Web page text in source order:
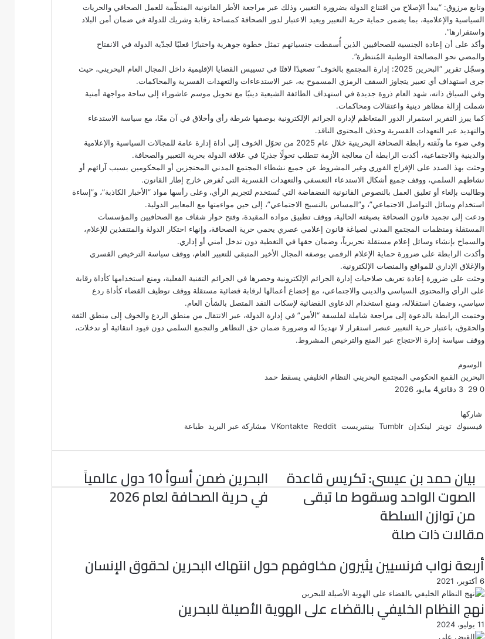
وتابع مرزوق: “يبدأ الإصلاح من اقتناع الدولة بضرورة التغيير، وذلك عبر مراجعة الأطر القانونية المنظّمة للعمل الصحافي والحريات
السياسية والإعلامية، بما يضمن حماية حرية التعبير ويعيد الاعتبار لدور الصحافة كمساحة رقابة وشريك للدولة في ضمان أمن البلاد
واستقرارها”.
وأكد على أن إعادة الجنسية للصحافيين الذين أُسقطت جنسياتهم تمثل خطوة جوهرية واختبارًا فعليًا لجدّية الدولة في الانفتاح
والمضي نحو المصالحة الوطنية المُنتظرة”.
وسجّل تقرير “البحرين 2025: إدارة المجتمع بالخوف” تصعيدًا لافتًا في تسييس القضايا الإقليمية داخل المجال العام البحريني، حيث
جرى استهداف أي تعبير يتجاوز السقف الرمزي المسموح به، عبر الاستدعاءات والتعهدات القسرية والمحاكمات.
وفي السياق ذاته، شهد العام ذروة جديدة في استهداف الطائفة الشيعية دينيًا مع تحويل موسم عاشوراء إلى ساحة مواجهة أمنية
شملت إزالة مظاهر دينية واعتقالات ومحاكمات.
كما يبرز التقرير استمرار الدور المتعاظم لإدارة الجرائم الإلكترونية بوصفها شرطة رأي وأخلاق في آن معًا، مع سياسة الاستدعاء
والتهديد عبر التعهدات القسرية وحذف المحتوى الناقد.
وفي ضوء ما وثّقته رابطة الصحافة البحرينية خلال عام 2025 من تحوّل الخوف إلى أداة إدارة عامة للمجالات السياسية والإعلامية
والدينية والاجتماعية، أكدت الرابطة أن معالجة الأزمة تتطلب تحولًا جذريًا في علاقة الدولة بحرية التعبير والصحافة.
وحثت بهذ الصدد على الإفراج الفوري وغير المشروط عن جميع نشطاء المجتمع المدني المحتجزين أو المحكومين بسبب آرائهم أو
نشاطهم السلمي، ووقف جميع أشكال الاستدعاء التعسفي والتعهدات القسرية التي تُفرض خارج إطار القانون.
وطالبت بإلغاء أو تعليق العمل بالنصوص القانونية الفضفاضة التي تُستخدم لتجريم الرأي، وعلى رأسها مواد “الأخبار الكاذبة”، و”إساءة
استخدام وسائل التواصل الاجتماعي”، و”المساس بالنسيج الاجتماعي”، إلى حين مواءمتها مع المعايير الدولية.
ودعت إلى تجميد قانون الصحافة بصيغته الحالية، ووقف تطبيق مواده المقيدة، وفتح حوار شفاف مع الصحافيين والمؤسسات
المستقلة ومنظمات المجتمع المدني لصياغة قانون إعلامي عصري يحمي حرية الصحافة، وإنهاء احتكار الدولة والمتنفذين للإعلام،
والسماح بإنشاء وسائل إعلام مستقلة تحريرياً، وضمان حقها في التغطية دون تدخل أمني أو إداري.
وأكدت الرابطة على ضرورة حماية الإعلام الرقمي بوصفه المجال الأخير المتبقي للتعبير العام، ووقف سياسة الترخيص القسري
والإغلاق الإداري للمواقع والمنصات الإلكترونية.
وحثت على ضرورة إعادة تعريف صلاحيات إدارة الجرائم الإلكترونية وحصرها في الجرائم التقنية الفعلية، ومنع استخدامها كأداة رقابة
على الرأي والمحتوى السياسي والديني والاجتماعي، مع إخضاع أعمالها لرقابة قضائية مستقلة ووقف توظيف القضاء كأداة ردع
سياسي، وضمان استقلاله، ومنع استخدام الدعاوى القضائية لإسكات النقد المتصل بالشأن العام.
وختمت الرابطة بالدعوة إلى مراجعة شاملة لفلسفة “الأمن” في إدارة الدولة، عبر الانتقال من منطق الردع والخوف إلى منطق الثقة
والحقوق، باعتبار حرية التعبير عنصر استقرار لا تهديدًا له وضرورة ضمان حق التظاهر والتجمع السلمي دون قيود انتقائية أو تدخلات،
ووقف سياسة إدارة الاحتجاج عبر المنع والترخيص المشروط.
الوسوم
البحرين القمع الحكومي المجتمع البحريني النظام الخليفي يسقط حمد
4 مايو، 2026
0
ي
س
و
و
ي
ر
ي
ن
د
ن
T
u
b
r
ي
ن
ي
س
ت
R
e
d
t
ا
ت
ا
شاركها
فيسبوك تويتر لينكدإن بينتيريست مشاركة عبر البريد طباعة
البحرين ضمن أسوأ 10 دول عالمياً
في حرية الصحافة لعام 2026
بيان حمد بن عيسى: تكريس قاعدة
الصوت الواحد وسقوط ما تبقى
من توازن السلطة
مقالات ذات صلة
أربعة نواب فرنسيين يثيرون مخاوفهم حول انتهاك البحرين لحقوق الإنسان
6 أكتوبر، 2021
نهج النظام الخليفي بالقضاء على الهوية الأصيلة للبحرين
11 يوليو، 2024